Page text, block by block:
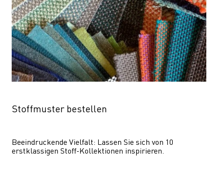
Stoffmuster bestellen
Beeindruckende Vielfalt: Lassen Sie sich von 10
erstklassigen Stoff-Kollektionen inspirieren.